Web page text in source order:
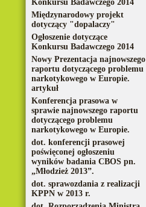
Konkursu Badawczego 2014
Międzynarodowy projekt
dotyczący "dopalaczy"
Ogłoszenie dotyczące
Konkursu Badawczego 2014
Nowy Prezentacja najnowszego
raportu dotyczącego problemu
narkotykowego w Europie.
artykuł
Konferencja prasowa w
sprawie najnowszego raportu
dotyczącego problemu
narkotykowego w Europie.
dot. konferencji prasowej
poświęconej ogłoszeniu
wyników badania CBOS pn.
„Młodzież 2013”.
dot. sprawozdania z realizacji
KPPN w 2013 r.